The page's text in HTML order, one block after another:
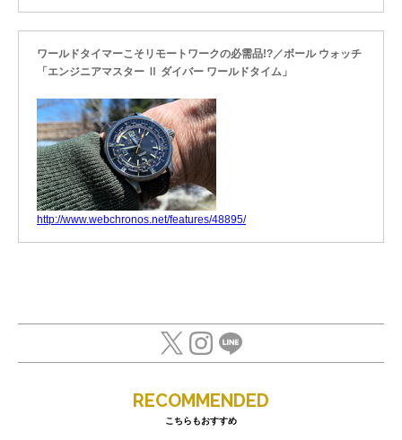
ワールドタイマーこそリモートワークの必需品!?／ボール ウォッチ
「エンジニアマスター Ⅱ ダイバー ワールドタイム」
http://www.webchronos.net/features/48895/
RECOMMENDED
こちらもおすすめ